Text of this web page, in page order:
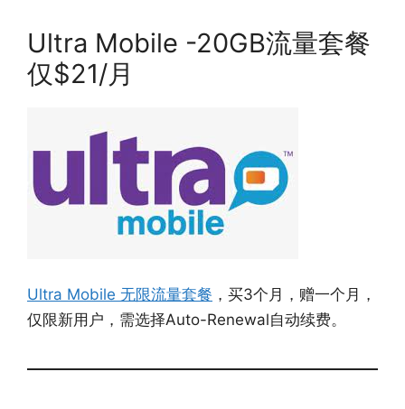
Ultra Mobile -20GB流量套餐
仅$21/月
Ultra Mobile 无限流量套餐 ，买3个月，赠一个月，
仅限新用户，需选择Auto-Renewal自动续费。